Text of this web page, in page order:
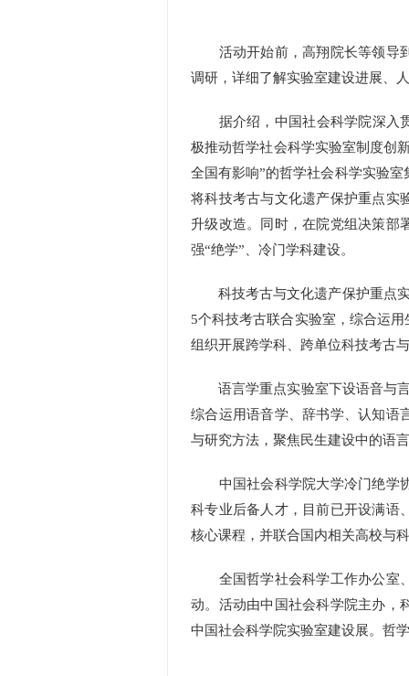
活动开始前，高翔院长等领导到
调研，详细了解实验室建设进展、
据介绍，中国社会科学院深入贯
极推动哲学社会科学实验室制度创
全国有影响”的哲学社会科学实验
将科技考古与文化遗产保护重点实
升级改造。同时，在院党组决策部
强“绝学”、冷门学科建设。
科技考古与文化遗产保护重点实
5个科技考古联合实验室，综合运
组织开展跨学科、跨单位科技考古
语言学重点实验室下设语音与言
综合运用语音学、辞书学、认知语
与研究方法，聚焦民生建设中的语
中国社会科学院大学冷门绝学协
科专业后备人才，目前已开设满语
核心课程，并联合国内相关高校与
全国哲学社会科学工作办公室、
动。活动由中国社会科学院主办，
中国社会科学院实验室建设展。哲